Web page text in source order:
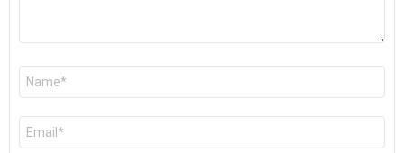
Nom
E-
mail